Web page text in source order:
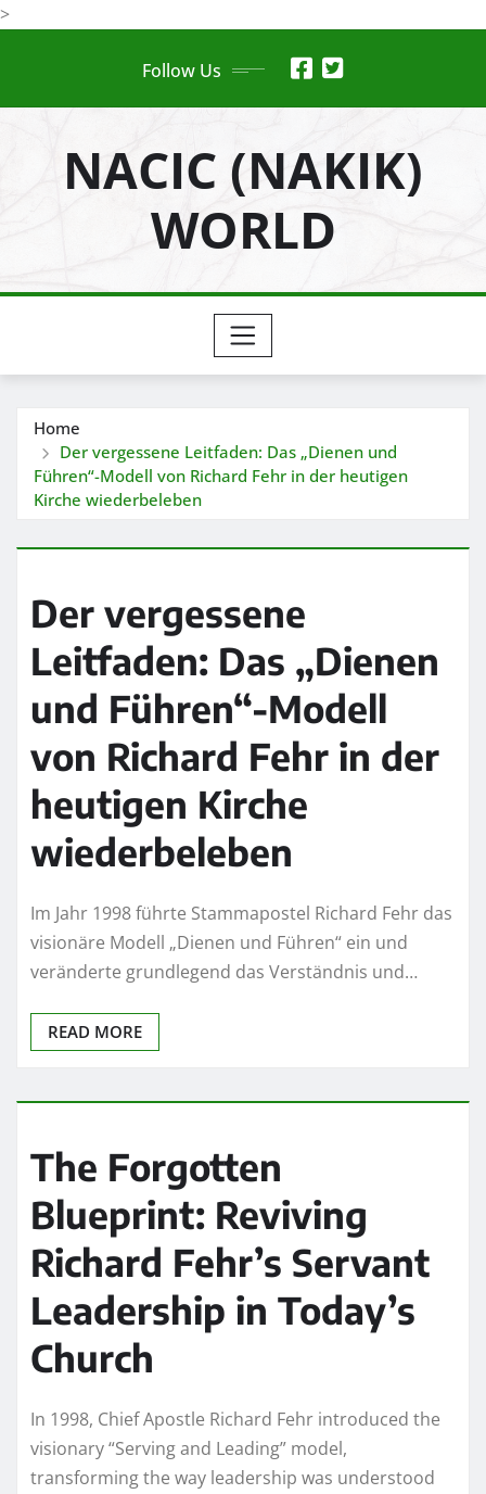
>Skip
Follow Us
NACIC (NAKIK)
WORLD
Home
Der vergessene Leitfaden: Das „Dienen und
Führen“-Modell von Richard Fehr in der heutigen
Kirche wiederbeleben
Der vergessene
Leitfaden: Das „Dienen
und Führen“-Modell
von Richard Fehr in der
heutigen Kirche
wiederbeleben
Im Jahr 1998 führte Stammapostel Richard Fehr das
visionäre Modell „Dienen und Führen“ ein und
veränderte grundlegend das Verständnis und…
READ MORE
The Forgotten
Blueprint: Reviving
Richard Fehr’s Servant
Leadership in Today’s
Church
In 1998, Chief Apostle Richard Fehr introduced the
visionary “Serving and Leading” model,
transforming the way leadership was understood